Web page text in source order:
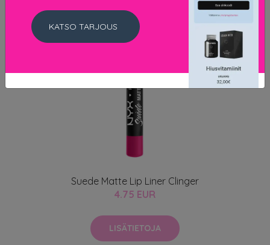
Suede Matte Lip Liner Clinger
4.75 EUR
LISÄTIETOJA
KATSO TARJOUS